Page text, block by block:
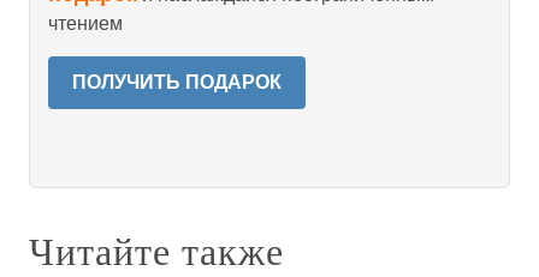
чтением
ПОЛУЧИТЬ ПОДАРОК
Читайте также